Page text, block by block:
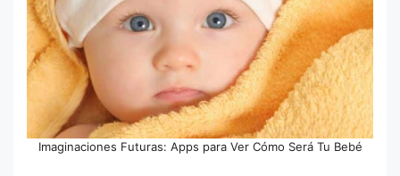
Imaginaciones Futuras: Apps para Ver Cómo Será Tu Bebé